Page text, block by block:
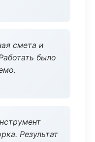
смета и
было
Результат